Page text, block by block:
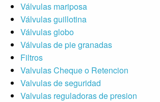
Válvulas mariposa
Válvulas guillotina
Válvulas globo
Válvulas de pie granadas
Filtros
Valvulas Cheque o Retencion
Valvulas de seguridad
Valvulas reguladoras de presion